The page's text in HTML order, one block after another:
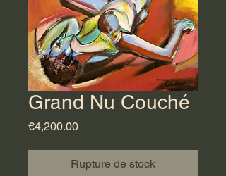
Grand Nu Couché
€4,200.00Prix
Rupture de stock